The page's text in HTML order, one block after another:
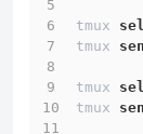
tmux
tmux
tmux
tmux